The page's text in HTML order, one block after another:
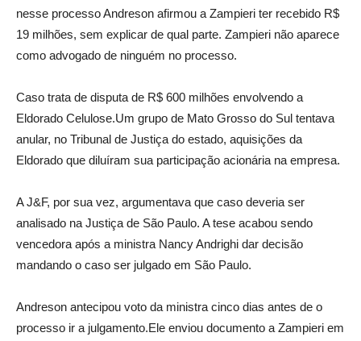
nesse processo Andreson afirmou a Zampieri ter recebido R$
19 milhões, sem explicar de qual parte. Zampieri não aparece
como advogado de ninguém no processo.
Caso trata de disputa de R$ 600 milhões envolvendo a
Eldorado Celulose.Um grupo de Mato Grosso do Sul tentava
anular, no Tribunal de Justiça do estado, aquisições da
Eldorado que diluíram sua participação acionária na empresa.
A J&F, por sua vez, argumentava que caso deveria ser
analisado na Justiça de São Paulo. A tese acabou sendo
vencedora após a ministra Nancy Andrighi dar decisão
mandando o caso ser julgado em São Paulo.
Andreson antecipou voto da ministra cinco dias antes de o
processo ir a julgamento.Ele enviou documento a Zampieri em